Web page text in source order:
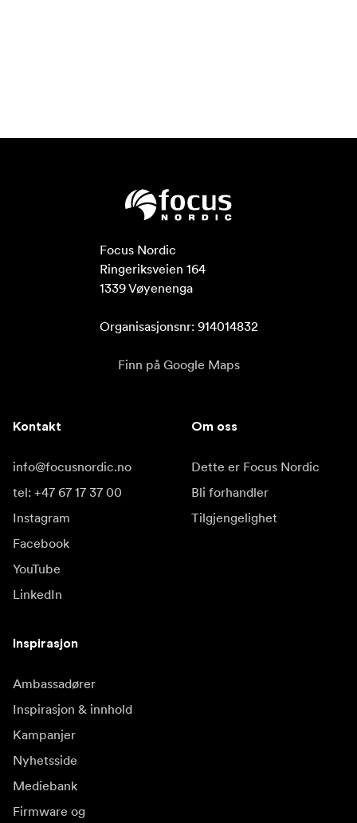
Focus Nordic
Ringeriksveien 164
1339 Vøyenenga
Organisasjonsnr: 914014832
Finn på Google Maps
Kontakt
info@focusnordic.no
tel: +47 67 17 37 00
Instagram
Facebook
YouTube
LinkedIn
Om oss
Dette er Focus Nordic
Bli forhandler
Tilgjengelighet
Inspirasjon
Ambassadører
Inspirasjon & innhold
Kampanjer
Nyhetsside
Mediebank
Firmware og